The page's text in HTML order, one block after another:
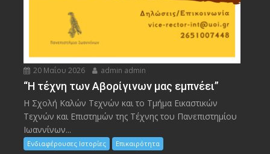
20 Μαΐου 2026 admin admin
“Η τέχνη των Αβορίγινων μας εμπνέει”
Η Σχολή Καλών Τεχνών και το Τμήμα Εικαστικών
Τεχνών και Επιστημών της Τέχνης του Πανεπιστημίου
Ιωαννίνων...
Ενδιαφέρουσες Ιστορίες Επικαιρότητα